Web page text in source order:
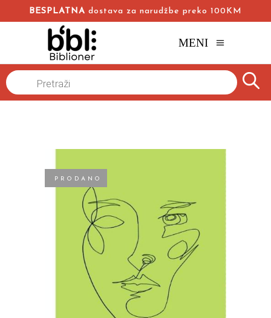
BESPLATNA dostava za narudžbe preko 100KM
MENI
Products
search
PRODANO